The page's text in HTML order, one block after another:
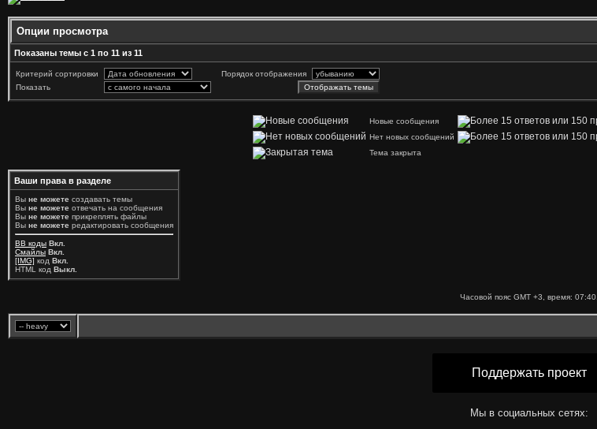
Опции просмотра
Показаны темы с 1 по 11 из 11
Критерий сортировки
Порядок отображения
Показать
Новые сообщения
Нет новых сообщений
Тема закрыта
Ваши права в разделе
Вы не можете создавать темы
Вы не можете отвечать на сообщения
Вы не можете прикреплять файлы
Вы не можете редактировать сообщения
BB коды Вкл.
Смайлы Вкл.
[IMG] код Вкл.
HTML код Выкл.
Часовой пояс GMT +3, время: 07:40
Поддержать проект
Мы в социальных сетях: